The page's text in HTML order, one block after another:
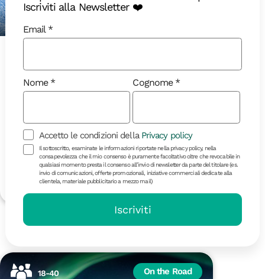
Marocco
Dettagli 1890 €
18-40 On the Road
Iscriviti alla Newsletter ❤️
Email
Nome Cognome
Accetto le condizioni della Privacy policy
Il sottoscritto, esaminate le informazioni riportate nella privacy policy, nella
consapevolezza che il mio consenso è puramente facoltativo oltre che revocabile in
qualsiasi momento presta il consenso all’invio di newsletter da parte del titolare (es.
invio di comunicazioni, offerte promozionali, iniziative commerciali dedicate alla
clientela, materiale pubblicitario a mezzo mail)
Iscriviti